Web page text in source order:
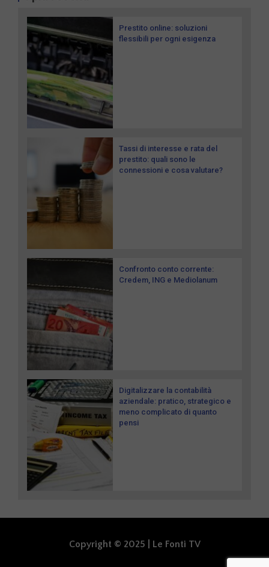
Prestito online: soluzioni
flessibili per ogni esigenza
Tassi di interesse e rata del
prestito: quali sono le
connessioni e cosa valutare?
Confronto conto corrente:
Credem, ING e Mediolanum
Digitalizzare la contabilità
aziendale: pratico, strategico e
meno complicato di quanto
pensi
Copyright © 2025 | Le Fonti TV